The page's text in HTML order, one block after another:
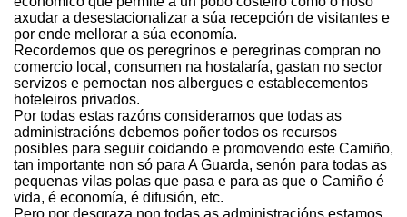
axudar a desestacionalizar a súa recepción de visitantes e
por ende mellorar a súa economía.
Recordemos que os peregrinos e peregrinas compran no
comercio local, consumen na hostalaría, gastan no sector
servizos e pernoctan nos albergues e establecementos
hoteleiros privados.
Por todas estas razóns consideramos que todas as
administracións debemos poñer todos os recursos
posibles para seguir coidando e promovendo este Camiño,
tan importante non só para A Guarda, senón para todas as
pequenas vilas polas que pasa e para as que o Camiño é
vida, é economía, é difusión, etc.